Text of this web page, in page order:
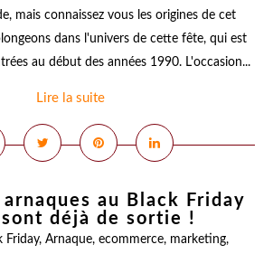
mais connaissez vous les origines de cet
dans l'univers de cette fête, qui est
au début des années 1990. L'occasion...
Lire la suite
au Black Friday
déjà de sortie !
Friday, Arnaque, ecommerce, marketing,